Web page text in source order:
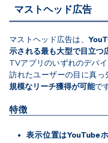
マストヘッド広告
マストヘッド広告は、
示される最も大型で目立つ
TVアプリのいずれのデバ
訪れたユーザーの目に真っ
規模なリーチ獲得が可能で
特徴
表示位置はYouTube